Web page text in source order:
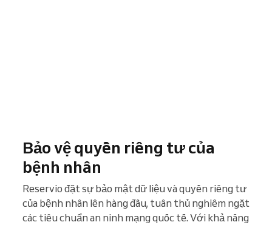
Bảo vệ quyền riêng tư của
bệnh nhân
Reservio đặt sự bảo mật dữ liệu và quyền riêng tư
của bệnh nhân lên hàng đầu, tuân thủ nghiêm ngặt
các tiêu chuẩn an ninh mạng quốc tế. Với khả năng